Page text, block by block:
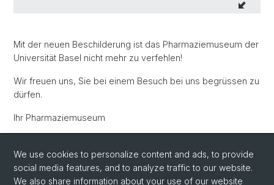
Mit der neuen Beschilderung ist das Pharmaziemuseum der
Universität Basel nicht mehr zu verfehlen!
Wir freuen uns, Sie bei einem Besuch bei uns begrüssen zu
dürfen.
Ihr Pharmaziemuseum
Totengässlein 3 - 4051 Basel
We use cookies to personalize content and ads, to provide
social media features, and to analyze traffic to our website.
We also share information about your use of our website